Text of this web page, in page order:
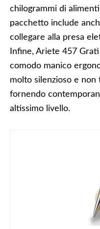
chilogrammi di alimenti
pacchetto include
collegare alla presa
Infine, Ariete 457
comodo manico
molto silenzioso e non
fornendo
altissimo livello.